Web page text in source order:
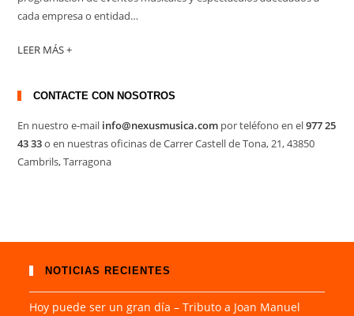
cada empresa o entidad…
LEER MÁS +
CONTACTE CON NOSOTROS
En nuestro e-mail info@nexusmusica.com por teléfono en el977 25
43 33o en nuestras oficinas de Carrer Castell de Tona, 21, 43850
Cambrils, Tarragona
NOTICIAS RECIENTES
Hoy puede ser un gran día – Tributo a Joan Manuel